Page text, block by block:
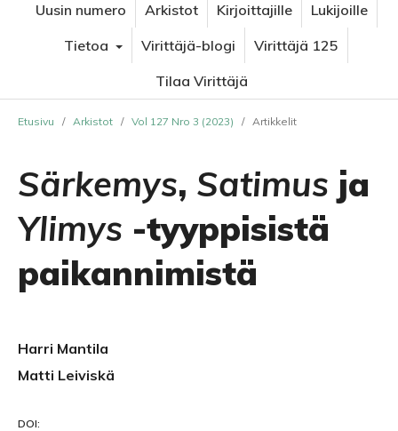
Uusin numero Arkistot Kirjoittajille
Lukijoille
Tietoa
Virittäjä-blogi
Virittäjä 125
Tilaa Virittäjä
Etusivu / Arkistot / Vol 127 Nro 3 (2023) / Artikkelit
Särkemys, Satimus ja
Ylimys -tyyppisistä
paikannimistä
Harri Mantila
Matti Leiviskä
DOI: